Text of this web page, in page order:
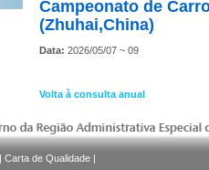
Campeonato de
(Zhuhai,China)
Data: 2026/05/07 ~ 09
Volta à consulta anual
| Carta de Qualidade |